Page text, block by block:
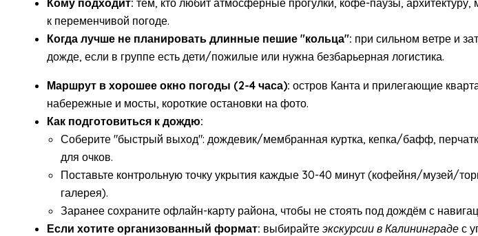
к переменчивой погоде.
Когда лучше не планировать длинные пешие "кольца": при сильном ветре и
дожде, если в группе есть дети/пожилые или нужна безбарьерная логистика.
Маршрут в хорошее окно погоды (2-4 часа): остров Канта и прилегающие
набережные и мосты, короткие остановки на фото.
Как подготовиться к дождю:
Соберите "быстрый выход": дождевик/мембранная куртка, кепка/бафф,
для очков.
Поставьте контрольную точку укрытия каждые 30-40 минут (кофейня/музей/
галерея).
Заранее сохраните офлайн-карту района, чтобы не стоять под дождём с
Если хотите организованный формат: выбирайте экскурсии в Калининграде с